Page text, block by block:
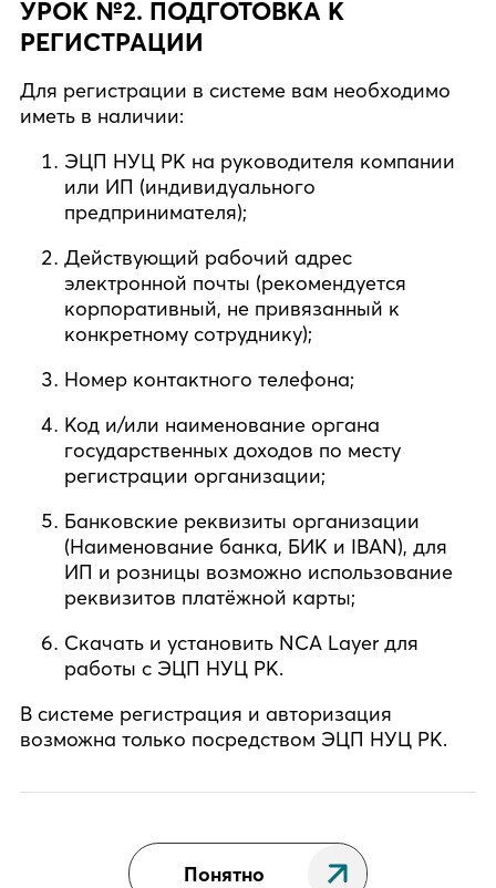
УРОК №2. ПОДГОТОВКА К
РЕГИСТРАЦИИ
Для регистрации в системе вам необходимо
иметь в наличии:
ЭЦП НУЦ РК на руководителя компании
или ИП (индивидуального
предпринимателя);
Действующий рабочий адрес
электронной почты (рекомендуется
корпоративный, не привязанный к
конкретному сотруднику);
Номер контактного телефона;
Код и/или наименование органа
государственных доходов по месту
регистрации организации;
Банковские реквизиты организации
(Наименование банка, БИК и IBAN), для
ИП и розницы возможно использование
реквизитов платёжной карты;
Скачать и установить NCA Layer для
работы с ЭЦП НУЦ РК.
В системе регистрация и авторизация
возможна только посредством ЭЦП НУЦ РК.
Понятно